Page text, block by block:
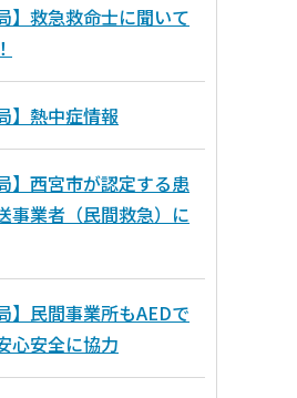
】救急救命士に聞いて
】熱中症情報
】西宮市が認定する患
事業者（民間救急）に
】民間事業所もAEDで
心安全に協力